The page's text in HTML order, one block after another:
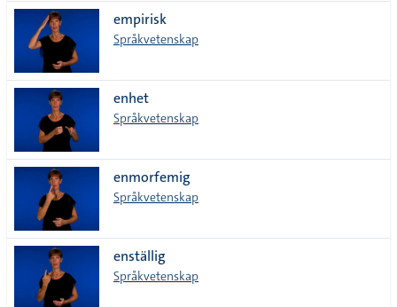
empirisk
Språkvetenskap
enhet
Språkvetenskap
enmorfemig
Språkvetenskap
enställig
Språkvetenskap